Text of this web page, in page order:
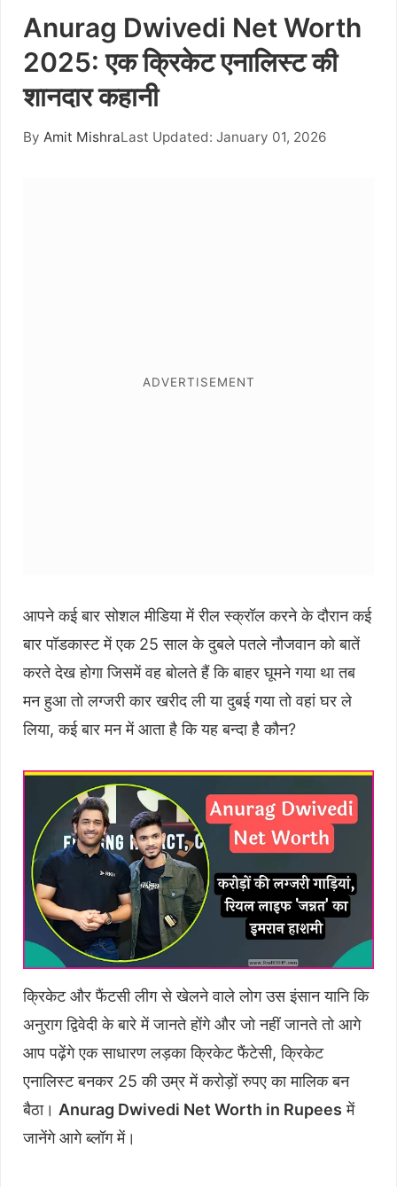
Anurag Dwivedi Net Worth
2025: एक क्रिकेट एनालिस्ट की
शानदार कहानी
By Amit MishraLast Updated: January 01, 2026
आपने कई बार सोशल मीडिया में रील स्क्रॉल करने के दौरान कई
बार पॉडकास्ट में एक 25 साल के दुबले पतले नौजवान को बातें
करते देख होगा जिसमें वह बोलते हैं कि बाहर घूमने गया था तब
मन हुआ तो लग्जरी कार खरीद ली या दुबई गया तो वहां घर ले
लिया, कई बार मन में आता है कि यह बन्दा है कौन?
क्रिकेट और फैंटसी लीग से खेलने वाले लोग उस इंसान यानि कि
अनुराग द्विवेदी के बारे में जानते होंगे और जो नहीं जानते तो आगे
आप पढ़ेंगे एक साधारण लड़का क्रिकेट फैंटेसी, क्रिकेट
एनालिस्ट बनकर 25 की उम्र में करोड़ों रुपए का मालिक बन
बैठा। Anurag Dwivedi Net Worth in Rupees में
जानेंगे आगे ब्लॉग में।